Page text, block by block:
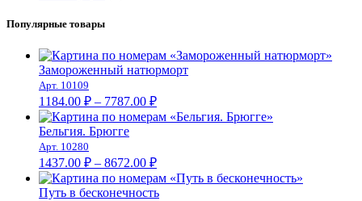
Популярные товары
Замороженный натюрморт
Арт. 10109
1184.00 ₽ – 7787.00 ₽Диапазон
цен:
7787.00 ₽
Бельгия. Брюгге
Арт. 10280
1437.00 ₽ – 8672.00 ₽Диапазон
цен:
1437.00 ₽
Путь в бесконечность